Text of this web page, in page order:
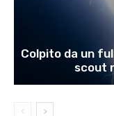
Colpito da un
scout